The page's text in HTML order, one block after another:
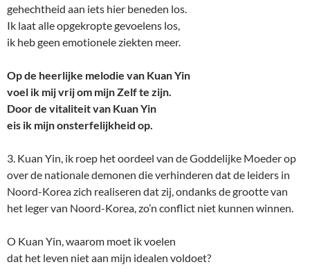
gehechtheid aan iets hier beneden los.
Ik laat alle opgekropte gevoelens los,
ik heb geen emotionele ziekten meer.
Op de heerlijke melodie van Kuan Yin
voel ik mij vrij om mijn Zelf te zijn.
Door de vitaliteit van Kuan Yin
eis ik mijn onsterfelijkheid op.
3. Kuan Yin, ik roep het oordeel van de Goddelijke Moeder op
over de nationale demonen die verhinderen dat de leiders in
Noord-Korea zich realiseren dat zij, ondanks de grootte van
het leger van Noord-Korea, zo’n conflict niet kunnen winnen.
O Kuan Yin, waarom moet ik voelen
dat het leven niet aan mijn idealen voldoet?